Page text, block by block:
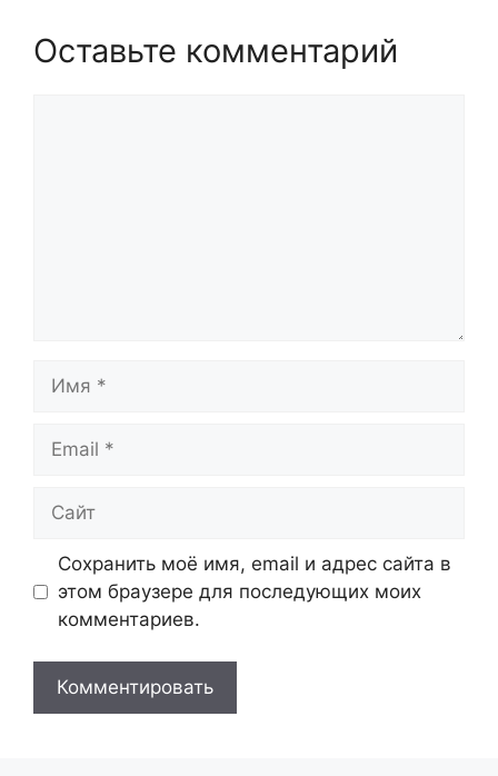
Оставьте комментарий
Сохранить моё имя, email и адрес сайта в
этом браузере для последующих моих
комментариев.